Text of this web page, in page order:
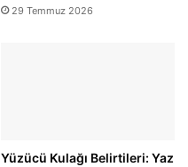
29 Temmuz 2026
Yüzücü Kulağı Belirtileri: Yaz